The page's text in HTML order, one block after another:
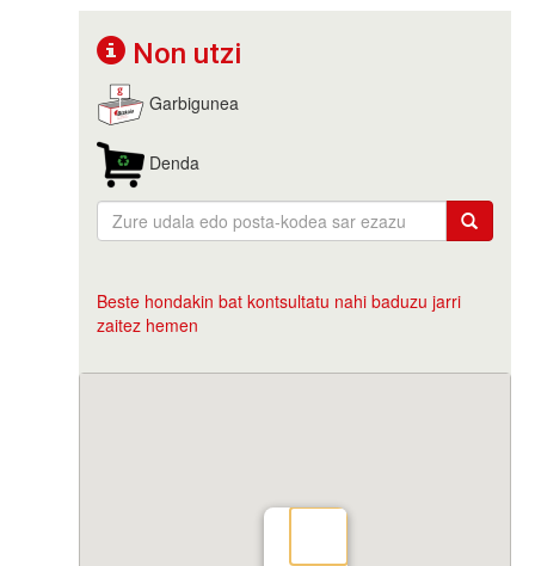
Non utzi
Garbigunea
Denda
Beste hondakin bat kontsultatu nahi baduzu jarri
zaitez hemen